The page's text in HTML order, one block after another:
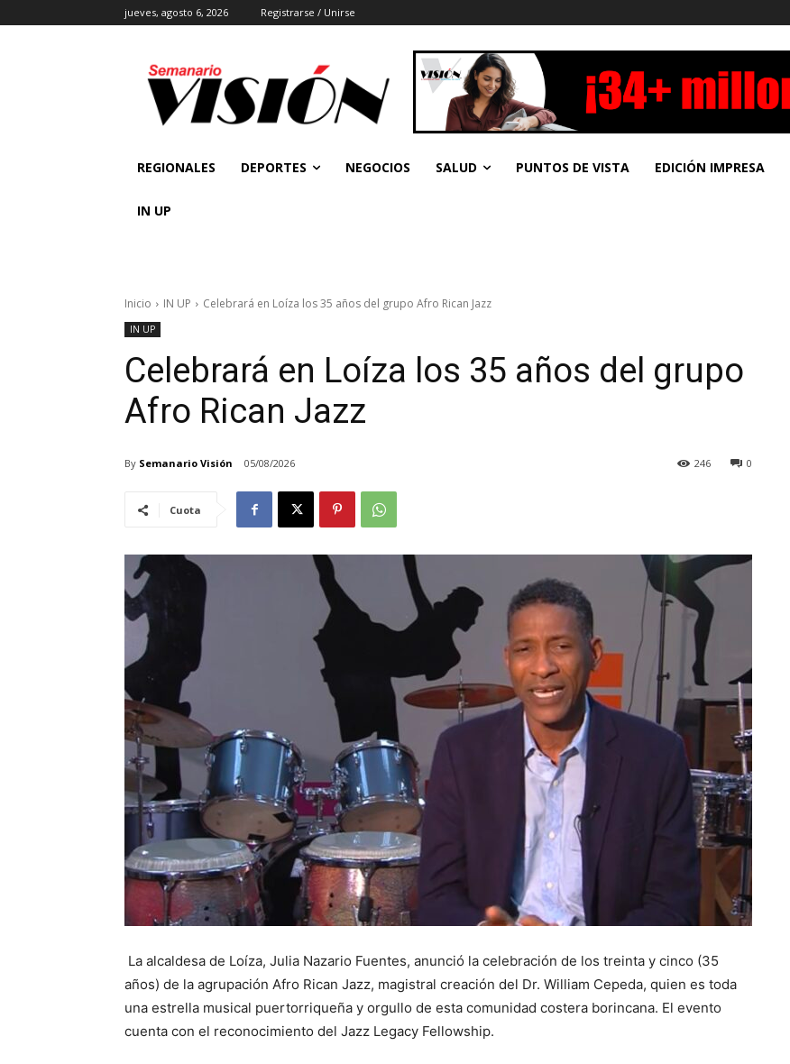
jueves, agosto 6, 2026 Registrarse / Unirse
REGIONALES DEPORTES NEGOCIOS SALUD PUNTOS DE VISTA EDICIÓN IMPRESA
IN UP
Inicio IN UP Celebrará en Loíza los 35 años del grupo Afro Rican Jazz
IN UP
Celebrará en Loíza los 35 años del grupo
Afro Rican Jazz
By Semanario Visión 05/08/2026 0
246
Cuota
La alcaldesa de Loíza, Julia Nazario Fuentes, anunció la celebración de los treinta y cinco (35
años) de la agrupación Afro Rican Jazz, magistral creación del Dr. William Cepeda, quien es toda
una estrella musical puertorriqueña y orgullo de esta comunidad costera borincana. El evento
cuenta con el reconocimiento del Jazz Legacy Fellowship.